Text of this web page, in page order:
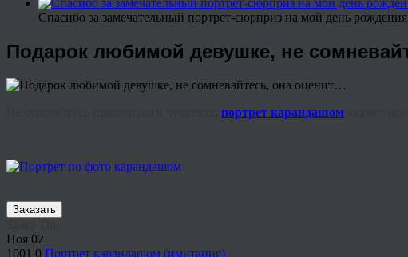
Спасибо за замечательный портрет-сюрприз на мой день
Подарок любимой девушке, не
портрет карандашом
Заказать
Ноя 02
1001 0 Портрет карандашом (имитация)